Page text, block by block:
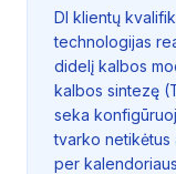
DI klientų
technologijas
didelį kalbos
kalbos sintezę
seka
tvarko netikėtus
per